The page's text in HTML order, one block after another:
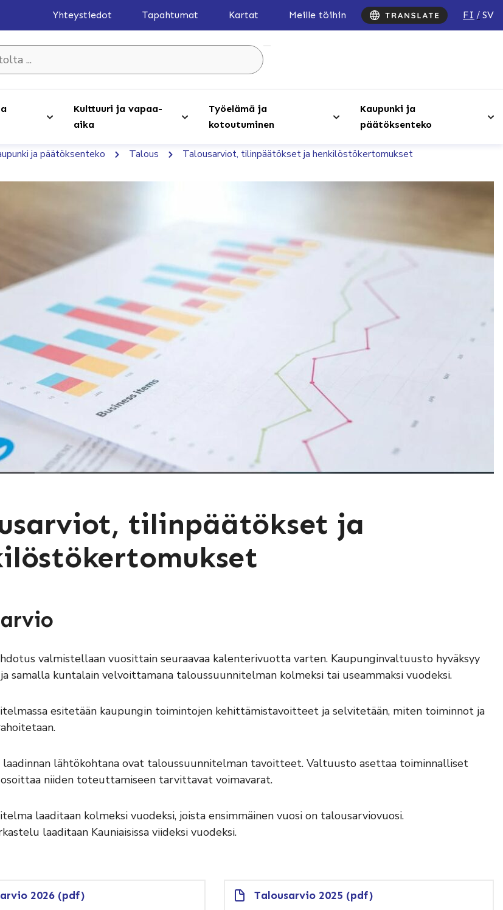
Yhteystiedot Tapahtumat Kartat Meille töihin FI SV
Kulttuuri ja vapaa-
aika
Työelämä ja
kotoutuminen
Kaupunki ja
päätöksenteko
ja päätöksenteko Talous Talousarviot, tilinpäätökset ja henkilöstökertomukset
tilinpäätökset ja
valmistellaan vuosittain seuraavaa kalenterivuotta varten. Kaupunginvaltuusto hyväksyy
samalla kuntalain velvoittamana taloussuunnitelman kolmeksi tai useammaksi vuodeksi.
esitetään kaupungin toimintojen kehittämistavoitteet ja selvitetään, miten toiminnot ja
laadinnan lähtökohtana ovat taloussuunnitelman tavoitteet. Valtuusto asettaa toiminnalliset
niiden toteuttamiseen tarvittavat voimavarat.
laaditaan kolmeksi vuodeksi, joista ensimmäinen vuosi on talousarviovuosi.
laaditaan Kauniaisissa viideksi vuodeksi.
2026 (pdf) Talousarvio 2025 (pdf)